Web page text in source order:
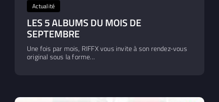
Actualité
LES 5 ALBUMS DU MOIS DE
SEPTEMBRE
Une fois par mois, RIFFX vous invite à son rendez-vous
original sous la forme...